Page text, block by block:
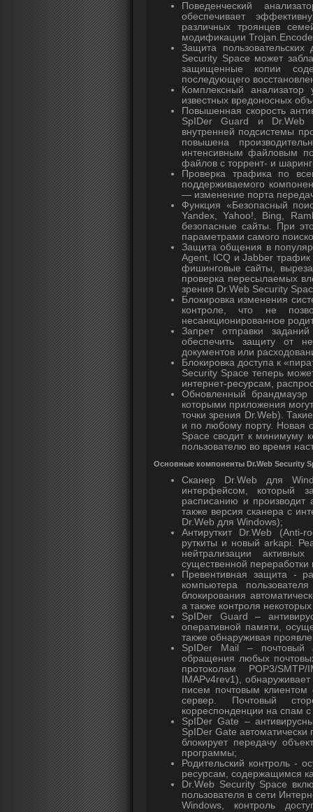
Поведенческий
обеспечивает
различных троянцев
модификации
Защита
Security Space может
защищенные копии
последующего
Комплексный
известных вредоносных
Повышенная скорость
SpIDer Guard и Dr.Web
внутренней подсистемы
повышена
интенсивным файловым
файлов с торрент- и
Проверка трафика по
поддерживаемого
— изменение порта
Функция «Безопасный
Yandex, Yahoo!, Bing,
безопасные сайты. При
параметрами самого
Защита общения в
Agent, ICQ и Jabber
фишинговые сайты,
проверка пересылаемых
зрения Dr.Web Security
Блокировка изменения
контроле, что не
несанкционированное
Запрет отправки
обеспечить защиту от
документов или
Блокировка доступа к
Security Space теперь
интернет-ресурсам,
Обновленный брандмауэр
которыми приложения
точки зрения Dr.Web).
и по любому порту. Новая
Space сводит к минимуму
пользователю во время
Основные компоненты Dr.Web Security
Сканер Dr.Web для
интерфейсом, который
расписанию и производит
также версия сканера с
Dr.Web для Windows);
Антируткит Dr.Web
руткиты и новый arkapi.
нейтрализации
существенной
Превентивная защита -
компьютера
блокирования
а также контроля
SpIDer Guard –
оперативной памяти,
также обнаруживая
SpIDer Mail – почтовый
обращения любых
протоколам POP3/
IMAPv4rev1),
писем почтовым
сервер. Почтовый
корреспонденции на спам
SpIDer Gate –
SpIDer Gate
блокирует передачу
программы;
Родительский контроль -
ресурсам, содержащимся
Dr.Web Security Space
пользователя в сети
Windows, контроль